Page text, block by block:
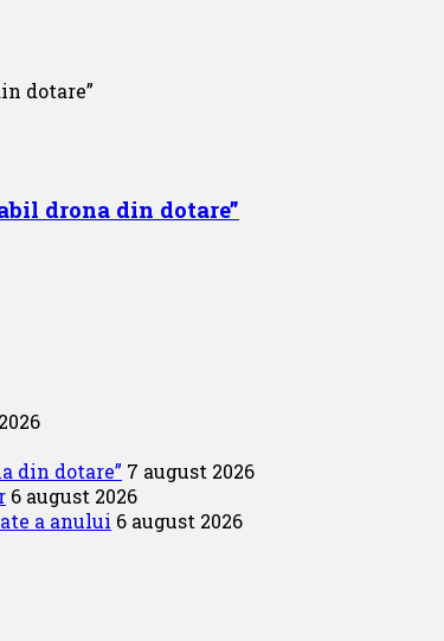
drona din dotare”
din dotare” 7 august 2026
6 august 2026
a anului 6 august 2026